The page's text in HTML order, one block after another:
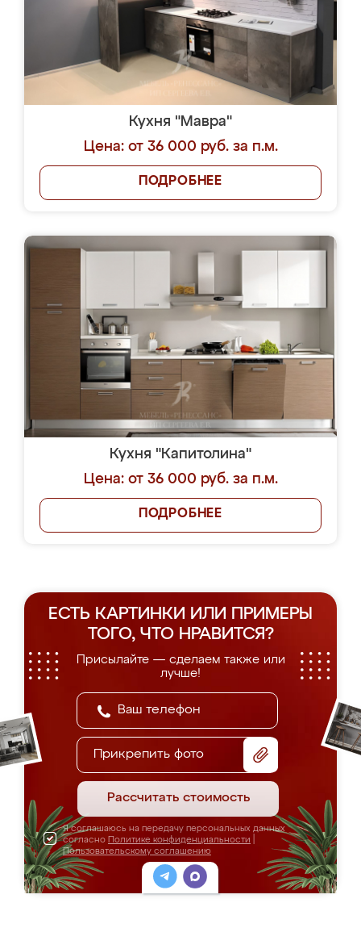
Кухня "Мавра"
Цена: от 36 000 руб. за п.м.
ПОДРОБНЕЕ
Кухня "Капитолина"
Цена: от 36 000 руб. за п.м.
ПОДРОБНЕЕ
ЕСТЬ КАРТИНКИ ИЛИ ПРИМЕРЫ
ТОГО, ЧТО НРАВИТСЯ?
Присылайте — сделаем также или
лучше!
Прикрепить фото
Рассчитать стоимость
Я соглашаюсь на передачу персональных данных
согласно Политике конфиденциальности
Пользовательскому соглашению